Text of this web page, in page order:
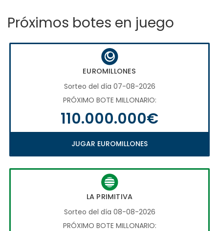
Próximos botes en juego
EUROMILLONES
Sorteo del día 07-08-2026
PRÓXIMO BOTE MILLONARIO:
110.000.000€
JUGAR EUROMILLONES
LA PRIMITIVA
Sorteo del día 08-08-2026
PRÓXIMO BOTE MILLONARIO: